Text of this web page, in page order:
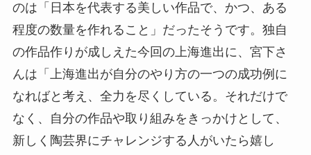
のは「日本を代表する美しい作品で、かつ、ある
程度の数量を作れること」だったそうです。独自
の作品作りが成しえた今回の上海進出に、宮下さ
んは「上海進出が自分のやり方の一つの成功例に
なればと考え、全力を尽くしている。それだけで
なく、自分の作品や取り組みをきっかけとして、
新しく陶芸界にチャレンジする人がいたら嬉し